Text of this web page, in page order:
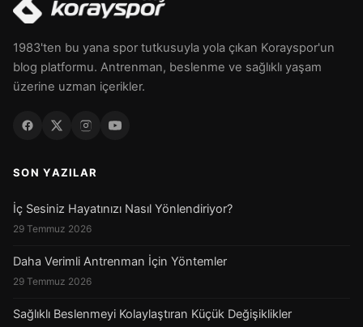
1983'ten bu yana spor tutkusuyla yola çıkan Korayspor'un
blog platformu. Antrenman, beslenme ve sağlıklı yaşam
üzerine uzman içerikler.
SON YAZILAR
İç Sesiniz Hayatınızı Nasıl Yönlendiriyor?
29 Temmuz 2026
Daha Verimli Antrenman İçin Yöntemler
29 Temmuz 2026
Sağlıklı Beslenmeyi Kolaylaştıran Küçük Değişiklikler